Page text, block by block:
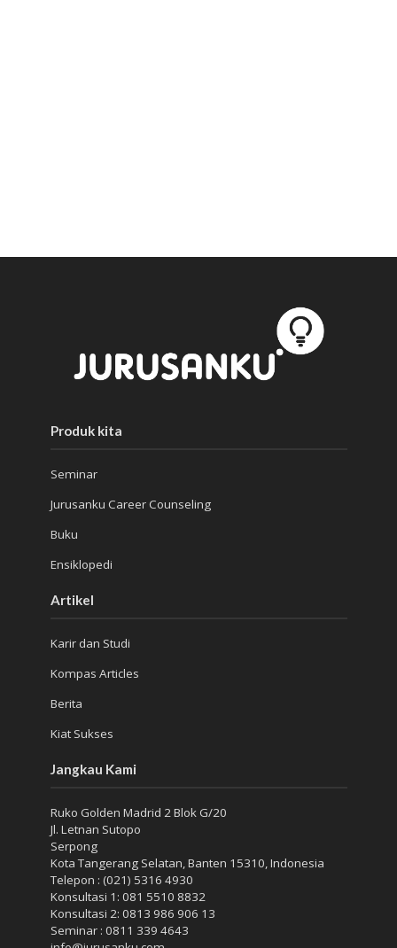
Produk kita
Seminar
Jurusanku Career Counseling
Buku
Ensiklopedi
Artikel
Karir dan Studi
Kompas Articles
Berita
Kiat Sukses
Jangkau Kami
Ruko Golden Madrid 2 Blok G/20
Jl. Letnan Sutopo
Serpong
Kota Tangerang Selatan, Banten 15310, Indonesia
Telepon : (021) 5316 4930
Konsultasi 1: 081 5510 8832
Konsultasi 2: 0813 986 906 13
Seminar : 0811 339 4643